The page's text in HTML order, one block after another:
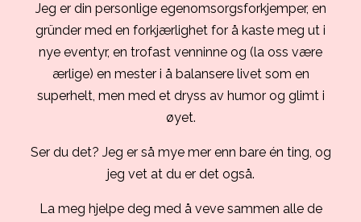
Jeg er din personlige egenomsorgsforkjemper, en
gründer med en forkjærlighet for å kaste meg ut i
nye eventyr, en trofast venninne og (la oss være
ærlige) en mester i å balansere livet som en
superhelt, men med et dryss av humor og glimt i
øyet.
Ser du det? Jeg er så mye mer enn bare én ting, og
jeg vet at du er det også.
La meg hjelpe deg med å veve sammen alle de